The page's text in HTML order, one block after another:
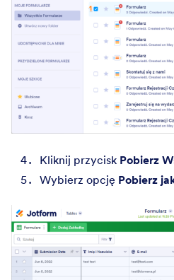
Kliknij przycisk Pobierz
Wybierz opcję Pobierz